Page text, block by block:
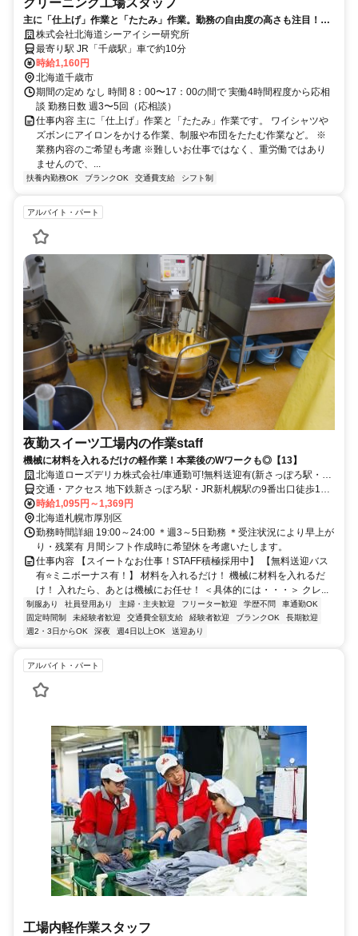
クリーニング工場スタッフ
主に「仕上げ」作業と「たたみ」作業。勤務の自由度の高さも注目！土
日休み
株式会社北海道シーアイシー研究所
最寄り駅 JR「千歳駅」車で約10分
時給1,160円
北海道千歳市
期間の定め なし 時間 8：00〜17：00の間で 実働4時間程度から応相
談 勤務日数 週3〜5回（応相談）
仕事内容 主に「仕上げ」作業と「たたみ」作業です。 ワイシャツや
ズボンにアイロンをかける作業、制服や布団をたたむ作業など。 ※
業務内容のご希望も考慮 ※難しいお仕事ではなく、重労働ではあり
ませんので、...
扶養内勤務OK ブランクOK 交通費支給 シフト制
アルバイト・パート
夜勤スイーツ工場内の作業staff
機械に材料を入れるだけの軽作業！本業後のWワークも◎【13】
北海道ローズデリカ株式会社/車通勤可!無料送迎有(新さっぽろ駅・JR
厚別駅から)
交通・アクセス 地下鉄新さっぽろ駅・JR新札幌駅の9番出口徒歩13
分、JR厚別駅徒歩14分＊車通勤可
時給1,095円～1,369円
北海道札幌市厚別区
勤務時間詳細 19:00～24:00 ＊週3～5日勤務 ＊受注状況により早上が
り・残業有 月間シフト作成時に希望休を考慮いたします。
仕事内容 【スイートなお仕事！STAFF積極採用中】 【無料送迎バス
有⭐ミニボーナス有！】 材料を入れるだけ！ 機械に材料を入れるだ
け！ 入れたら、あとは機械にお任せ！ ＜具体的には・・・＞ クレ...
制服あり 社員登用あり 主婦・主夫歓迎 フリーター歓迎 学歴不問
車通勤OK
固定時間制
未経験者歓迎 交通費全額支給 経験者歓迎 ブランクOK
長期歓迎
週2・3日からOK
深夜 週4日以上OK 送迎あり
アルバイト・パート
工場内軽作業スタッフ